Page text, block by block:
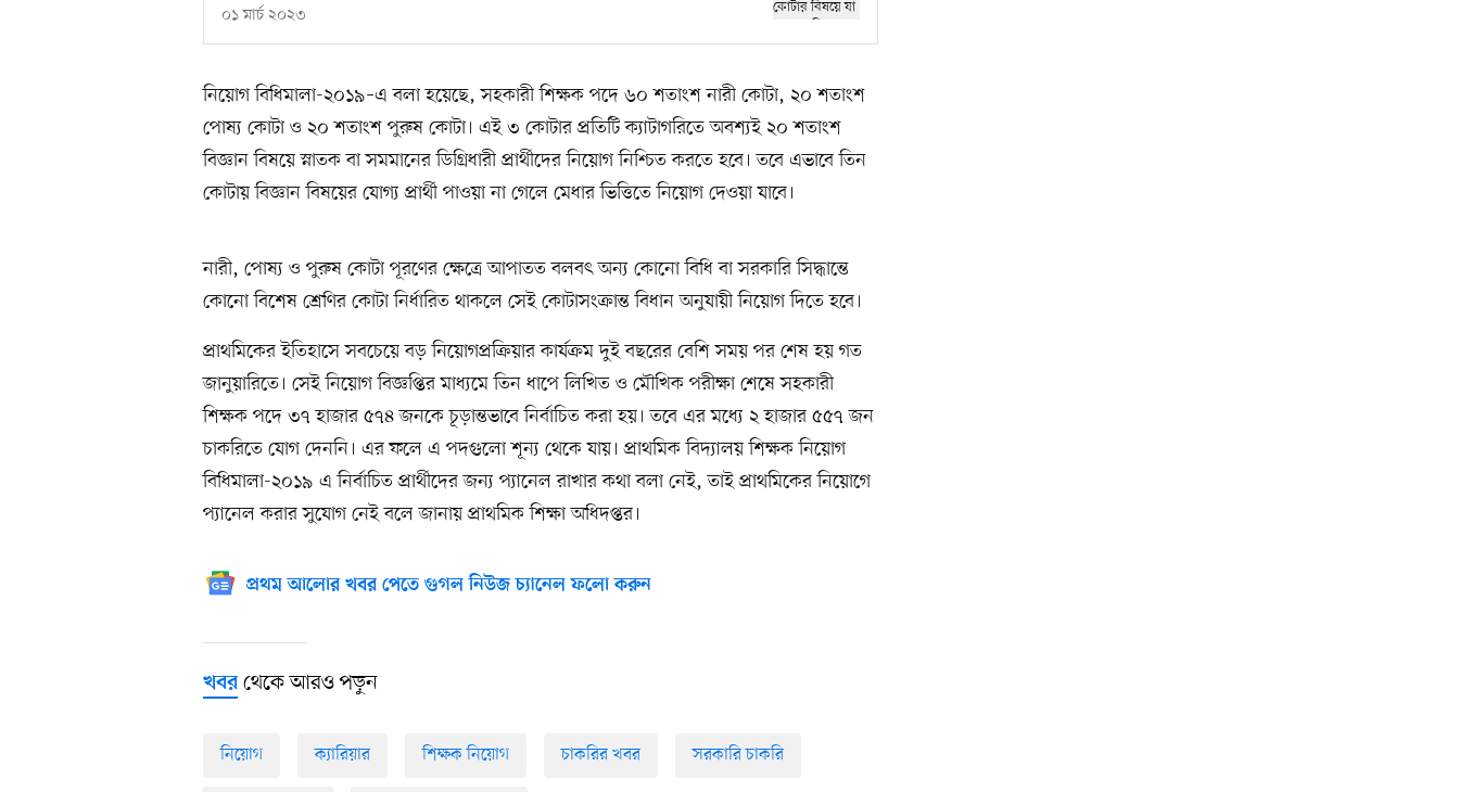
০১ মার্চ ২০২৩
নিয়োগ বিধিমালা-২০১৯–এ বলা হয়েছে, সহকারী শিক্ষক পদে ৬০ শতাংশ নারী কোটা, ২০ শতাংশ
পোষ্য কোটা ও ২০ শতাংশ পুরুষ কোটা। এই ৩ কোটার প্রতিটি ক্যাটাগরিতে অবশ্যই ২০ শতাংশ
বিজ্ঞান বিষয়ে স্নাতক বা সমমানের ডিগ্রিধারী প্রার্থীদের নিয়োগ নিশ্চিত করতে হবে। তবে এভাবে তিন
কোটায় বিজ্ঞান বিষয়ের যোগ্য প্রার্থী পাওয়া না গেলে মেধার ভিত্তিতে নিয়োগ দেওয়া যাবে।
নারী, পোষ্য ও পুরুষ কোটা পূরণের ক্ষেত্রে আপাতত বলবৎ অন্য কোনো বিধি বা সরকারি সিদ্ধান্তে
কোনো বিশেষ শ্রেণির কোটা নির্ধারিত থাকলে সেই কোটাসংক্রান্ত বিধান অনুযায়ী নিয়োগ দিতে হবে।
প্রাথমিকের ইতিহাসে সবচেয়ে বড় নিয়োগপ্রক্রিয়ার কার্যক্রম দুই বছরের বেশি সময় পর শেষ হয় গত
জানুয়ারিতে। সেই নিয়োগ বিজ্ঞপ্তির মাধ্যমে তিন ধাপে লিখিত ও মৌখিক পরীক্ষা শেষে সহকারী
শিক্ষক পদে ৩৭ হাজার ৫৭৪ জনকে চূড়ান্তভাবে নির্বাচিত করা হয়। তবে এর মধ্যে ২ হাজার ৫৫৭ জন
চাকরিতে যোগ দেননি। এর ফলে এ পদগুলো শূন্য থেকে যায়। প্রাথমিক বিদ্যালয় শিক্ষক নিয়োগ
বিধিমালা-২০১৯ এ নির্বাচিত প্রার্থীদের জন্য প্যানেল রাখার কথা বলা নেই, তাই প্রাথমিকের নিয়োগে
প্যানেল করার সুযোগ নেই বলে জানায় প্রাথমিক শিক্ষা অধিদপ্তর।
প্রথম আলোর খবর পেতে গুগল নিউজ চ্যানেল ফলো করুন
খবরথেকে আরও পড়ুন
নিয়োগ ক্যারিয়ার শিক্ষক নিয়োগ চাকরির খবর সরকারি চাকরি